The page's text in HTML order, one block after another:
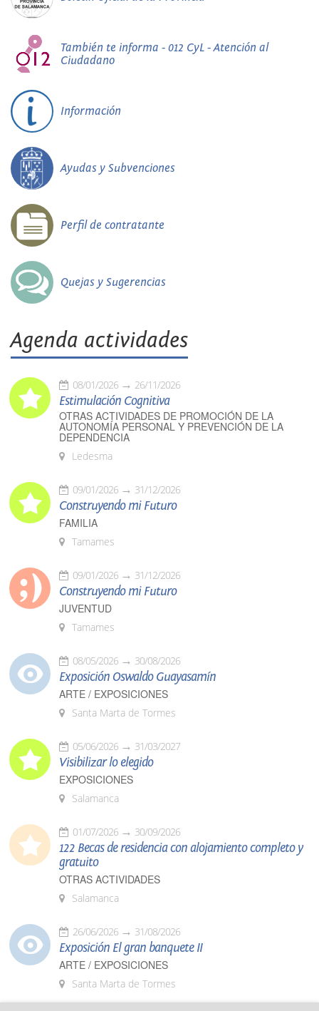
También te informa - 012 CyL - Atención al
Ciudadano
Información
Ayudas y Subvenciones
Perfil de contratante
Quejas y Sugerencias
Agenda actividades
08/01/2026 26/11/2026
Estimulación Cognitiva
OTRAS ACTIVIDADES DE PROMOCIÓN DE LA
AUTONOMÍA PERSONAL Y PREVENCIÓN DE LA
DEPENDENCIA
Ledesma
09/01/2026 31/12/2026
Construyendo mi Futuro
FAMILIA
Tamames
09/01/2026 31/12/2026
Construyendo mi Futuro
JUVENTUD
Tamames
08/05/2026 30/08/2026
Exposición Oswaldo Guayasamín
ARTE / EXPOSICIONES
Santa Marta de Tormes
05/06/2026 31/03/2027
Visibilizar lo elegido
EXPOSICIONES
Salamanca
01/07/2026 30/09/2026
122 Becas de residencia con alojamiento completo y
gratuito
OTRAS ACTIVIDADES
Salamanca
26/06/2026 31/08/2026
Exposición El gran banquete II
ARTE / EXPOSICIONES
Santa Marta de Tormes